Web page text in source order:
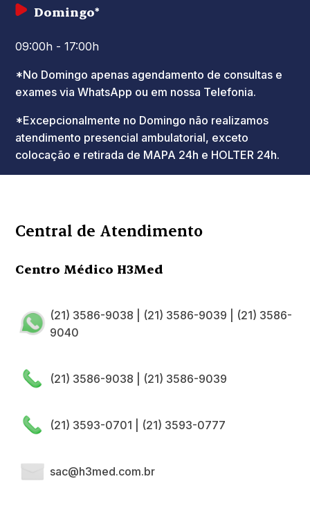
Domingo*
09:00h - 17:00h
*No Domingo apenas agendamento de consultas e
exames via WhatsApp ou em nossa Telefonia.
*Excepcionalmente no Domingo não realizamos
atendimento presencial ambulatorial, exceto
colocação e retirada de MAPA 24h e HOLTER 24h.
Central de Atendimento
Centro Médico H3Med
(21) 3586-9038 (21) 3586-9039
(21) 3586-
9040
(21) 3586-9038 (21) 3586-9039
(21) 3593-0701 (21) 3593-0777
sac@h3med.com.br